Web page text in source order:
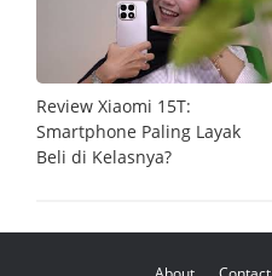
Review Xiaomi 15T:
Smartphone Paling Layak
Beli di Kelasnya?